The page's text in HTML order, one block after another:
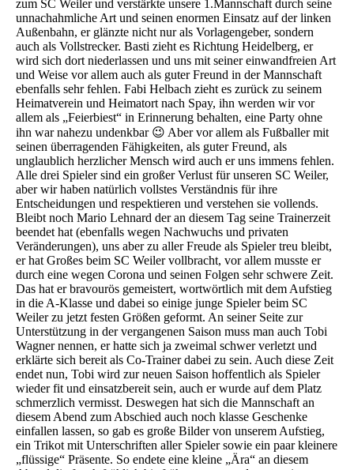
zum SC Weiler und verstärkte unsere 1.Mannschaft durch seine
unnachahmliche Art und seinen enormen Einsatz auf der linken
Außenbahn, er glänzte nicht nur als Vorlagengeber, sondern
auch als Vollstrecker. Basti zieht es Richtung Heidelberg, er
wird sich dort niederlassen und uns mit seiner einwandfreien Art
und Weise vor allem auch als guter Freund in der Mannschaft
ebenfalls sehr fehlen. Fabi Helbach zieht es zurück zu seinem
Heimatverein und Heimatort nach Spay, ihn werden wir vor
allem als „Feierbiest“ in Erinnerung behalten, eine Party ohne
ihn war nahezu undenkbar 😉 Aber vor allem als Fußballer mit
seinen überragenden Fähigkeiten, als guter Freund, als
unglaublich herzlicher Mensch wird auch er uns immens fehlen.
Alle drei Spieler sind ein großer Verlust für unseren SC Weiler,
aber wir haben natürlich vollstes Verständnis für ihre
Entscheidungen und respektieren und verstehen sie vollends.
Bleibt noch Mario Lehnard der an diesem Tag seine Trainerzeit
beendet hat (ebenfalls wegen Nachwuchs und privaten
Veränderungen), uns aber zu aller Freude als Spieler treu bleibt,
er hat Großes beim SC Weiler vollbracht, vor allem musste er
durch eine wegen Corona und seinen Folgen sehr schwere Zeit.
Das hat er bravourös gemeistert, wortwörtlich mit dem Aufstieg
in die A-Klasse und dabei so einige junge Spieler beim SC
Weiler zu jetzt festen Größen geformt. An seiner Seite zur
Unterstützung in der vergangenen Saison muss man auch Tobi
Wagner nennen, er hatte sich ja zweimal schwer verletzt und
erklärte sich bereit als Co-Trainer dabei zu sein. Auch diese Zeit
endet nun, Tobi wird zur neuen Saison hoffentlich als Spieler
wieder fit und einsatzbereit sein, auch er wurde auf dem Platz
schmerzlich vermisst. Deswegen hat sich die Mannschaft an
diesem Abend zum Abschied auch noch klasse Geschenke
einfallen lassen, so gab es große Bilder von unserem Aufstieg,
ein Trikot mit Unterschriften aller Spieler sowie ein paar kleinere
„flüssige“ Präsente. So endete eine kleine „Ära“ an diesem